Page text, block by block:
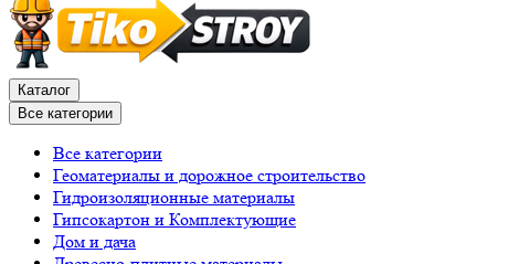
Каталог
Все категории
Все категории
Геоматериалы и дорожное строительство
Гидроизоляционные материалы
Гипсокартон и Комплектующие
Дом и дача